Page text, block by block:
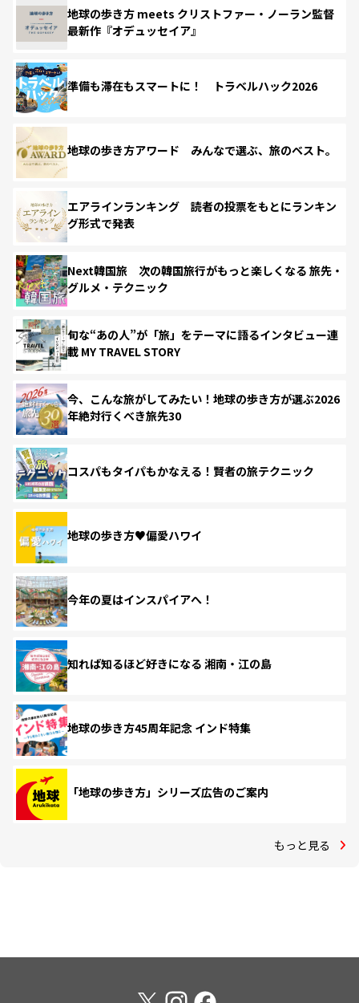
地球の歩き方 meets クリストファー・ノーラン監督
最新作『オデュッセイア』
準備も滞在もスマートに！ トラベルハック2026
地球の歩き方アワード みんなで選ぶ、旅のベスト。
エアラインランキング 読者の投票をもとにランキン
グ形式で発表
Next韓国旅 次の韓国旅行がもっと楽しくなる 旅先・
グルメ・テクニック
旬な“あの人”が「旅」をテーマに語るインタビュー連
載 MY TRAVEL STORY
今、こんな旅がしてみたい！地球の歩き方が選ぶ2026
年絶対行くべき旅先30
コスパもタイパもかなえる！賢者の旅テクニック
地球の歩き方♥偏愛ハワイ
今年の夏はインスパイアへ！
知れば知るほど好きになる 湘南・江の島
地球の歩き方45周年記念 インド特集
「地球の歩き方」シリーズ広告のご案内
もっと見る